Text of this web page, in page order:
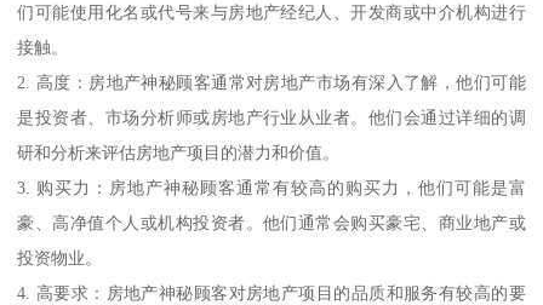
们可能使用化名或代号来与房地产经纪人、开发商或中介机构进行
接触。
2. 高度：房地产神秘顾客通常对房地产市场有深入了解，他们可能
是投资者、市场分析师或房地产行业从业者。他们会通过详细的调
研和分析来评估房地产项目的潜力和价值。
3. 购买力：房地产神秘顾客通常有较高的购买力，他们可能是富
豪、高净值个人或机构投资者。他们通常会购买豪宅、商业地产或
投资物业。
4. 高要求：房地产神秘顾客对房地产项目的品质和服务有较高的要